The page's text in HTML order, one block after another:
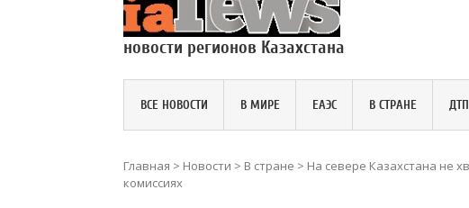
новости регионов Казахстана
ВСЕ НОВОСТИ В МИРЕ ЕАЭС В СТРАНЕ ДТП
Главная > Новости > В стране > На севере Казахстана не
комиссиях